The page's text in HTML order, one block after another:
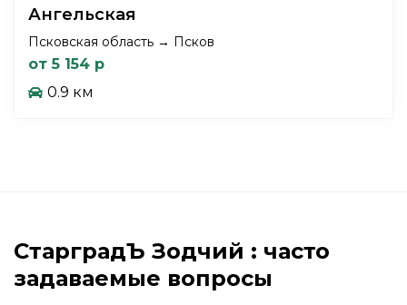
Ангельская
Псковская область → Псков
от 5 154 р
0.9 км
СтарградЪ Зодчий : часто
задаваемые вопросы